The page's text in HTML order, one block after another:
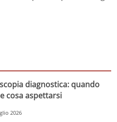
diagnostica: quando
cosa aspettarsi
2026